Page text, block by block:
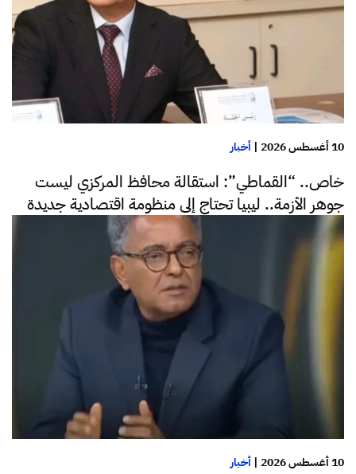
10 أغسطس 2026 | أخبار
خاص.. “القماطي”: استقالة محافظ المركزي ليست
جوهر الأزمة.. ليبيا تحتاج إلى منظومة اقتصادية جديدة
10 أغسطس 2026 | أخبار